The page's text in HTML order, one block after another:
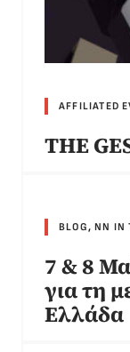
AFFILIATED
THE
BLOG,NN IN
7 & 8
για τη
Ελλάδα